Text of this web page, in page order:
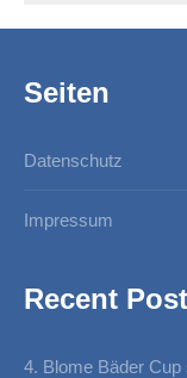
Seiten
Datenschutz
Impressum
Recent
4. Blome Bäder Cup